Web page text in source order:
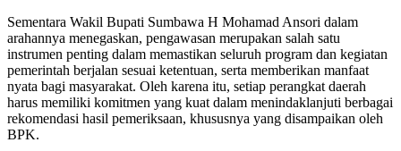
Sementara Wakil Bupati Sumbawa H Mohamad Ansori dalam
arahannya menegaskan, pengawasan merupakan salah satu
instrumen penting dalam memastikan seluruh program dan kegiatan
pemerintah berjalan sesuai ketentuan, serta memberikan manfaat
nyata bagi masyarakat. Oleh karena itu, setiap perangkat daerah
harus memiliki komitmen yang kuat dalam menindaklanjuti berbagai
rekomendasi hasil pemeriksaan, khususnya yang disampaikan oleh
BPK.